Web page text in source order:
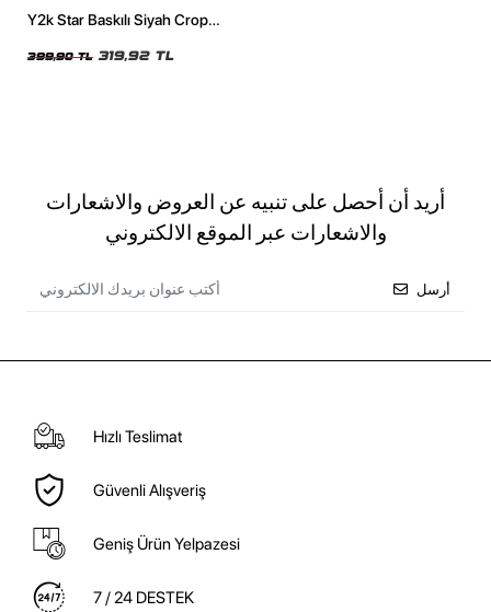
Y2k Star Baskılı Siyah Crop
399,90 TL 319,92 TL
أريد أن أحصل على تنبيه عن العروض والاشعارات
والاشعارات عبر الموقع الالكتروني
أرسل
Hızlı Teslimat
Güvenli Alışveriş
Geniş Ürün Yelpazesi
7 / 24 DESTEK